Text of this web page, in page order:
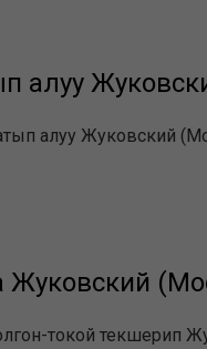
алуу
алуу Жуковский
Жуковский
токой текшерип